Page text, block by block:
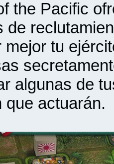
the Pacific
de
mejor tu
algunas de
que actuarán.